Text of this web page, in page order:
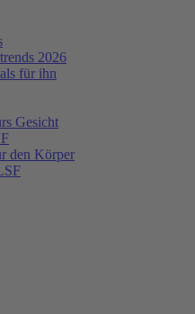
2026
für ihn
Gesicht
den Körper